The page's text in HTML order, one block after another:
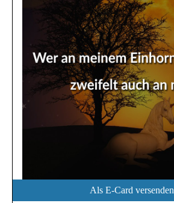
Als E-Card versenden